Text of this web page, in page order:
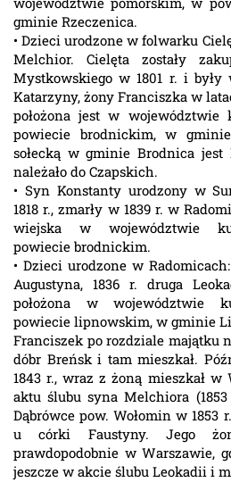
gminie Rzeczenica.
• Dzieci urodzone w folwarku
Melchior. Cielęta zostały
Mystkowskiego w 1801 r. i
Katarzyny, żony Franciszka w
położona jest w województwie
powiecie brodnickim, w
sołecką w gminie Brodnica jest
należało do Czapskich.
• Syn Konstanty urodzony w
1818 r., zmarły w 1839 r. w
wiejska w województwie
powiecie brodnickim.
• Dzieci urodzone w
Augustyna, 1836 r. druga
położona w województwie
powiecie lipnowskim, w gminie
Franciszek po rozdziale majątku
dóbr Breńsk i tam mieszkał.
1843 r., wraz z żoną mieszkał
aktu ślubu syna Melchiora
Dąbrówce pow. Wołomin w 1853
u córki Faustyny. Jego
prawdopodobnie w Warszawie,
jeszcze w akcie ślubu Leokadii i